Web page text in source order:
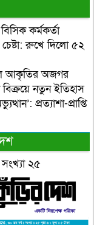
কর্মকর্তা
চেষ্টা: রুখে দিলো ৫২
আকৃতির অজগর
বিক্রয়ে নতুন ইতিহাস
প্রত্যাশা-প্রাপ্তি
২৫